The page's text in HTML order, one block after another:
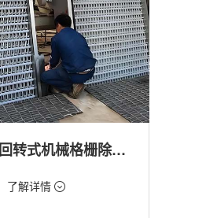
黄骅gsly回转式机械格栅除污机
了解详情